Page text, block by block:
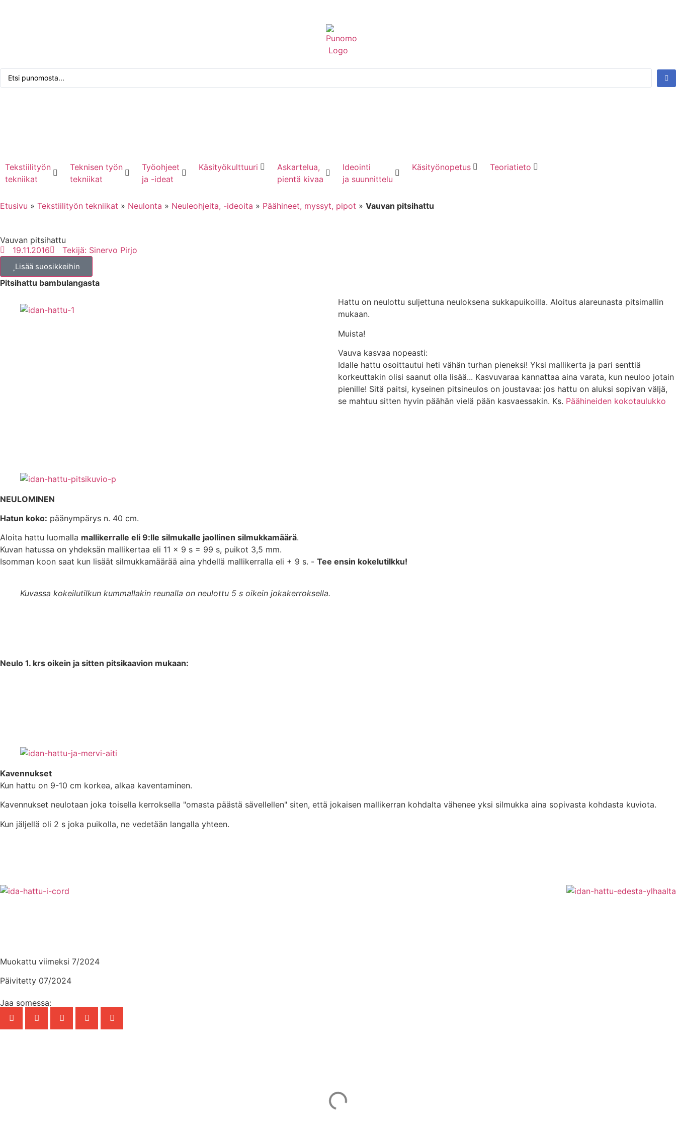
Tekstiilityön
tekniikat
Teknisen työn
tekniikat
Työohjeet
ja -ideat
Käsityökulttuuri
Askartelua,
pientä kivaa
Ideointi
ja suunnittelu
Käsityönopetus Teoriatieto
Etusivu » Tekstiilityön tekniikat » Neulonta » Neuleohjeita, -ideoita » Päähineet, myssyt, pipot » Vauvan pitsihattu
Vauvan pitsihattu
19.11.2016
Tekijä: Sinervo Pirjo
Lisää suosikkeihin
Pitsihattu bambulangasta
Hattu on neulottu suljettuna neuloksena sukkapuikoilla. Aloitus alareunasta pitsimallin
mukaan.
Muista!
Vauva kasvaa nopeasti:
Idalle hattu osoittautui heti vähän turhan pieneksi! Yksi mallikerta ja pari senttiä
korkeuttakin olisi saanut olla lisää... Kasvuvaraa kannattaa aina varata, kun neuloo jotain
pienille! Sitä paitsi, kyseinen pitsineulos on joustavaa: jos hattu on aluksi sopivan väljä,
se mahtuu sitten hyvin päähän vielä pään kasvaessakin. Ks. Päähineiden kokotaulukko
NEULOMINEN
Hatun koko: päänympärys n. 40 cm.
Aloita hattu luomalla mallikerralle eli 9:lle silmukalle jaollinen silmukkamäärä.
Kuvan hatussa on yhdeksän mallikertaa eli 11 x 9 s = 99 s, puikot 3,5 mm.
Isomman koon saat kun lisäät silmukkamäärää aina yhdellä mallikerralla eli + 9 s. - Tee ensin kokelutilkku!
Kuvassa kokeilutilkun kummallakin reunalla on neulottu 5 s oikein jokakerroksella.
Neulo 1. krs oikein ja sitten pitsikaavion mukaan:
Kavennukset
Kun hattu on 9-10 cm korkea, alkaa kaventaminen.
Kavennukset neulotaan joka toisella kerroksella "omasta päästä sävellellen" siten, että jokaisen mallikerran kohdalta vähenee yksi silmukka aina sopivasta kohdasta kuviota.
Kun jäljellä oli 2 s joka puikolla, ne vedetään langalla yhteen.
Muokattu viimeksi 7/2024
Päivitetty 07/2024
Jaa somessa: